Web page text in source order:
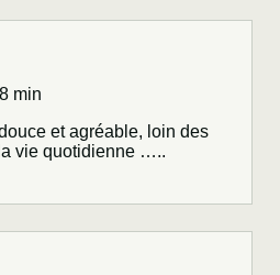
min
et agréable, loin des
vie quotidienne …..